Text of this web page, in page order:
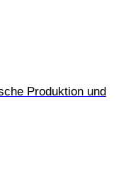
Produktion und